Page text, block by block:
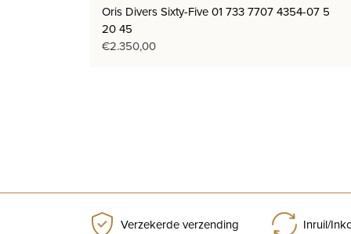
Oris Divers Sixty-Five 01 733 7707 4354-07 5
20 45
€2.350,00
Verzekerde verzending Inruil/